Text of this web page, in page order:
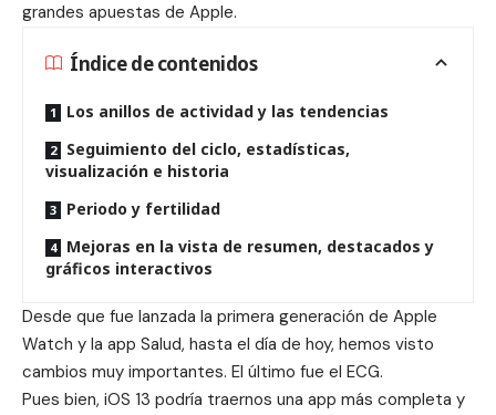
grandes apuestas de Apple.
Índice de contenidos
Los anillos de actividad y las tendencias
Seguimiento del ciclo, estadísticas,
visualización e historia
Periodo y fertilidad
Mejoras en la vista de resumen, destacados y
gráficos interactivos
Desde que fue lanzada la primera generación de Apple
Watch y la app Salud, hasta el día de hoy, hemos visto
cambios muy importantes. El último fue el ECG.
Pues bien, iOS 13 podría traernos una app más completa y